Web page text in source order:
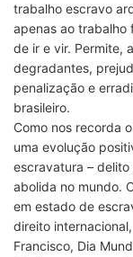
trabalho escravo
apenas ao trabalho
de ir e vir. Permite,
degradantes,
penalização e
brasileiro.
Como nos recorda
uma evolução
escravatura –
abolida no mundo.
em estado de
direito
Francisco, Dia